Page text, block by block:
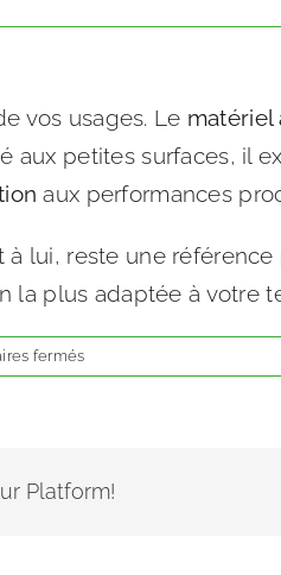
vos usages. Le matériel
aux petites surfaces, il
aux performances
à lui, reste une
la plus adaptée à votre
ferméssur
Matériel
thermique
Platform!